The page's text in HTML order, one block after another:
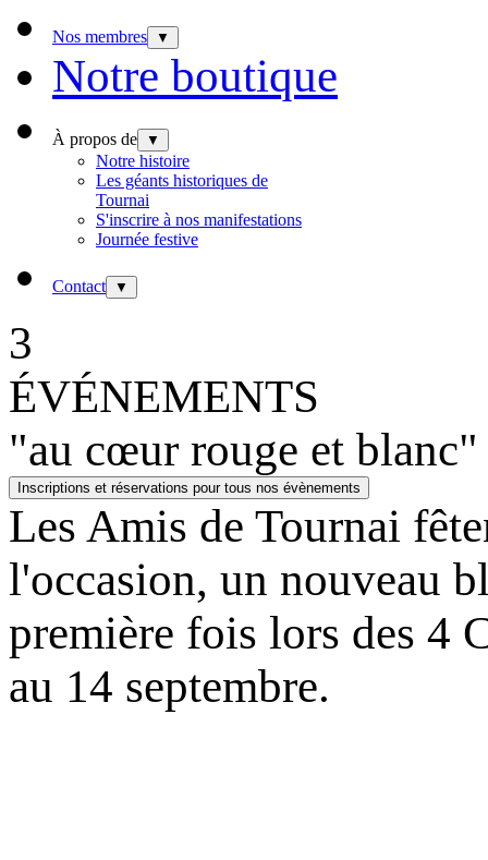
Nos membres ▼
Notre boutique
À propos de ▼
Notre histoire
Les géants historiques de
Tournai
S'inscrire à nos manifestations
Journée festive
Contact ▼
3
ÉVÉNEMENTS
"au cœur rouge et blanc"
Inscriptions et réservations pour tous nos évènements
Les Amis de Tournai
l'occasion, un nouveau
première fois lors des 4
au 14 septembre.